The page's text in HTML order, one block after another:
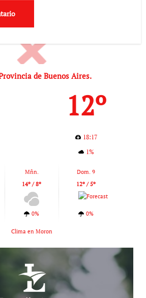
de Buenos Aires.
12º
18:17
1%
Mñn.
14º / 8º
0%
Dom. 9
12º / 5º
0%
Clima en Moron